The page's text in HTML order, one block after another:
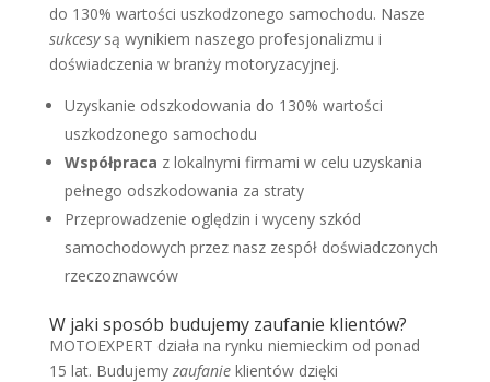
do 130% wartości uszkodzonego samochodu. Nasze
sukcesysą wynikiem naszego profesjonalizmu i
doświadczenia w branży motoryzacyjnej.
Uzyskanie odszkodowania do 130% wartości
uszkodzonego samochodu
Współpraca z lokalnymi firmami w celu uzyskania
pełnego odszkodowania za straty
Przeprowadzenie oględzin i wyceny szkód
samochodowych przez nasz zespół doświadczonych
rzeczoznawców
W jaki sposób budujemy zaufanie klientów?
MOTOEXPERT działa na rynku niemieckim od ponad
15 lat. Budujemy zaufanieklientów dzięki